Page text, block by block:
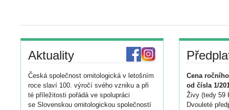
Aktuality
Česká společnost ornitologická v letošním
roce slaví 100. výročí svého vzniku a při
té příležitosti pořádá ve spolupráci
se Slovenskou ornitologickou společností
Cena
od čísla 1/
Živy (tedy 59
Dvouleté